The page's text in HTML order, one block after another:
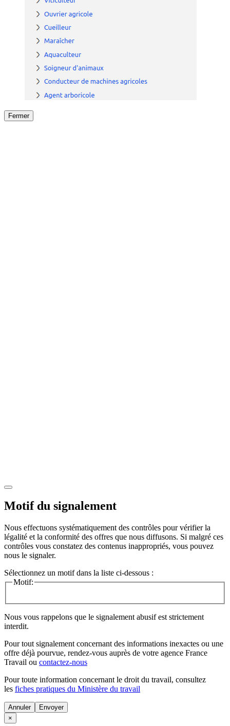
Fermer
Motif du signalement
Nous effectuons systématiquement des contrôles pour vérifier la
légalité et la conformité des offres que nous diffusons. Si malgré ces
contrôles vous constatez des contenus inappropriés, vous pouvez
nous le signaler.
Sélectionnez un motif dans la liste ci-dessous :
Motif:
Nous vous rappelons que le signalement abusif est strictement
interdit.
Pour tout signalement concernant des informations inexactes ou une
offre déjà pourvue, rendez-vous auprès de votre agence France
Travail ou contactez-nous
Pour toute information concernant le droit du travail, consultez
les fiches pratiques du Ministère du travail
Annuler
×